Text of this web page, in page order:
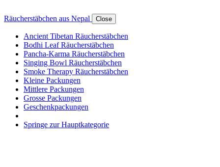
Räucherstäbchen aus Nepal Close
Ancient Tibetan Räucherstäbchen
Bodhi Leaf Räucherstäbchen
Pancha-Karma Räucherstäbchen
Singing Bowl Räucherstäbchen
Smoke Therapy Räucherstäbchen
Kleine Packungen
Mittlere Packungen
Grosse Packungen
Geschenkpackungen
Springe zur Hauptkategorie